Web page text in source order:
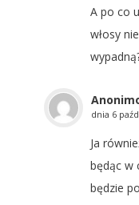
A po co
włosy
dnia 6
Ja
będąc w
będzie